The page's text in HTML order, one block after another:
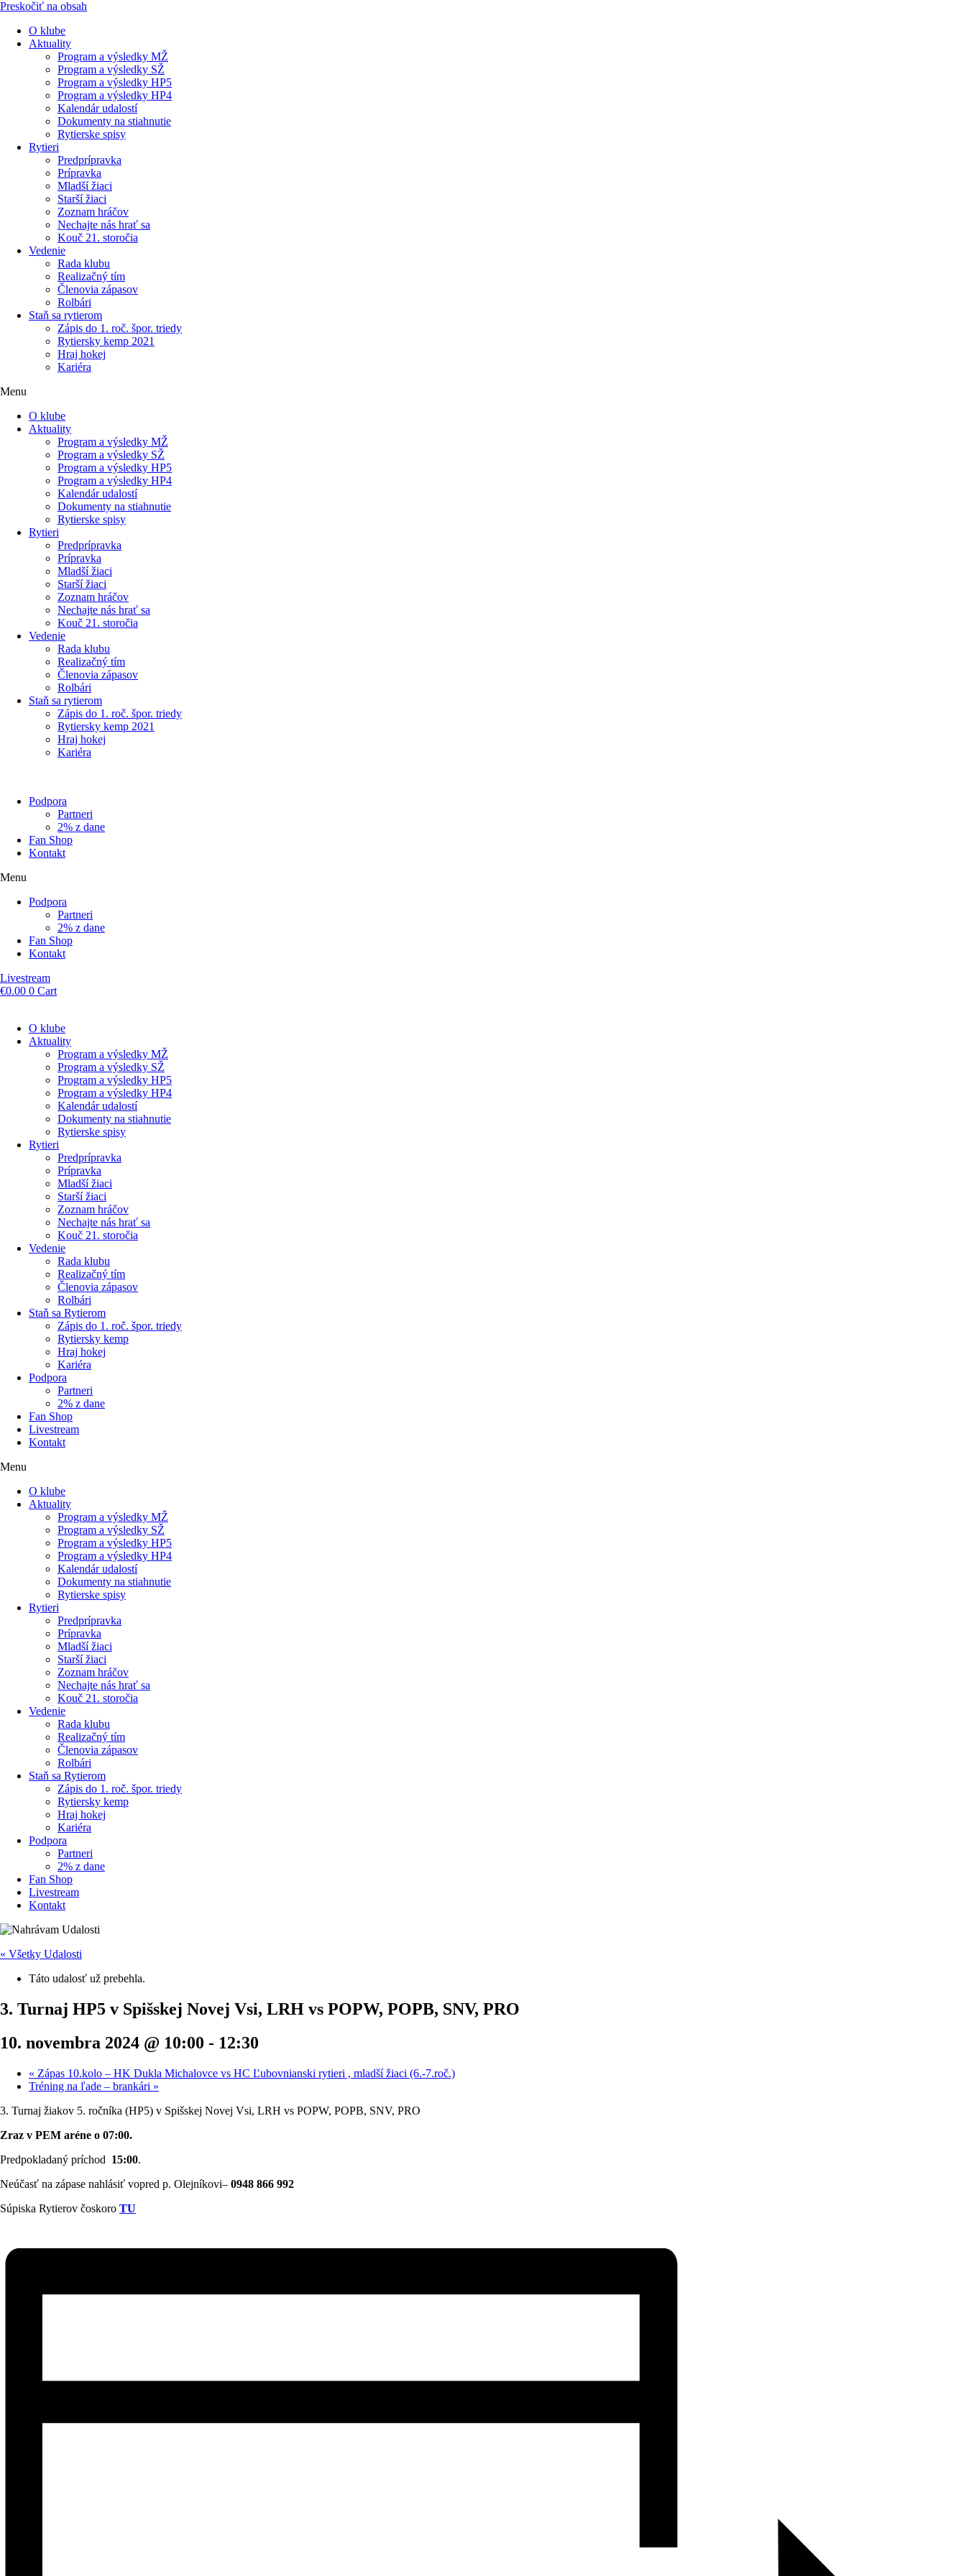
Preskočiť na obsah
O klube
Aktuality
Program a výsledky MŽ
Program a výsledky SŽ
Program a výsledky HP5
Program a výsledky HP4
Kalendár udalostí
Dokumenty na stiahnutie
Rytierske spisy
Rytieri
Predprípravka
Prípravka
Mladší žiaci
Starší žiaci
Zoznam hráčov
Nechajte nás hrať sa
Kouč 21. storočia
Vedenie
Rada klubu
Realizačný tím
Členovia zápasov
Rolbári
Staň sa rytierom
Zápis do 1. roč. špor. triedy
Rytiersky kemp 2021
Hraj hokej
Kariéra
Menu
O klube
Aktuality
Program a výsledky MŽ
Program a výsledky SŽ
Program a výsledky HP5
Program a výsledky HP4
Kalendár udalostí
Dokumenty na stiahnutie
Rytierske spisy
Rytieri
Predprípravka
Prípravka
Mladší žiaci
Starší žiaci
Zoznam hráčov
Nechajte nás hrať sa
Kouč 21. storočia
Vedenie
Rada klubu
Realizačný tím
Členovia zápasov
Rolbári
Staň sa rytierom
Zápis do 1. roč. špor. triedy
Rytiersky kemp 2021
Hraj hokej
Kariéra
Podpora
Partneri
2% z dane
Fan Shop
Kontakt
Menu
Podpora
Partneri
2% z dane
Fan Shop
Kontakt
Livestream
€0.00 0 Cart
O klube
Aktuality
Program a výsledky MŽ
Program a výsledky SŽ
Program a výsledky HP5
Program a výsledky HP4
Kalendár udalostí
Dokumenty na stiahnutie
Rytierske spisy
Rytieri
Predprípravka
Prípravka
Mladší žiaci
Starší žiaci
Zoznam hráčov
Nechajte nás hrať sa
Kouč 21. storočia
Vedenie
Rada klubu
Realizačný tím
Členovia zápasov
Rolbári
Staň sa Rytierom
Zápis do 1. roč. špor. triedy
Rytiersky kemp
Hraj hokej
Kariéra
Podpora
Partneri
2% z dane
Fan Shop
Livestream
Kontakt
Menu
O klube
Aktuality
Program a výsledky MŽ
Program a výsledky SŽ
Program a výsledky HP5
Program a výsledky HP4
Kalendár udalostí
Dokumenty na stiahnutie
Rytierske spisy
Rytieri
Predprípravka
Prípravka
Mladší žiaci
Starší žiaci
Zoznam hráčov
Nechajte nás hrať sa
Kouč 21. storočia
Vedenie
Rada klubu
Realizačný tím
Členovia zápasov
Rolbári
Staň sa Rytierom
Zápis do 1. roč. špor. triedy
Rytiersky kemp
Hraj hokej
Kariéra
Podpora
Partneri
2% z dane
Fan Shop
Livestream
Kontakt
« Všetky Udalosti
Táto udalosť už prebehla.
3. Turnaj HP5 v Spišskej Novej Vsi, LRH vs POPW, POPB, SNV, PRO
10. novembra 2024 @ 10:00 - 12:30
« Zápas 10.kolo – HK Dukla Michalovce vs HC Ľubovnianski rytieri , mladší žiaci (6.-7.roč.)
Tréning na ľade – brankári »
3. Turnaj žiakov 5. ročníka (HP5) v Spišskej Novej Vsi, LRH vs POPW, POPB, SNV, PRO
Zraz v PEM aréne o 07:00.
Predpokladaný príchod 15:00.
Neúčasť na zápase nahlásiť vopred p. Olejníkovi– 0948 866 992
Súpiska Rytierov čoskoro TU